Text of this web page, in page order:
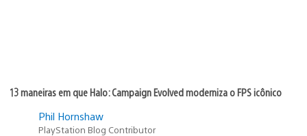
13 maneiras em que Halo: Campaign Evolved moderniza o FPS icônico
Phil Hornshaw
PlayStation Blog Contributor